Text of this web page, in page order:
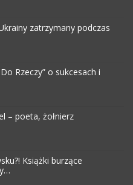
zatrzymany podczas
Rzeczy” o sukcesach i
– poeta, żołnierz
Książki burzące